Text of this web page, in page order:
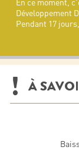
En ce moment,
Développement
Pendant 17
À